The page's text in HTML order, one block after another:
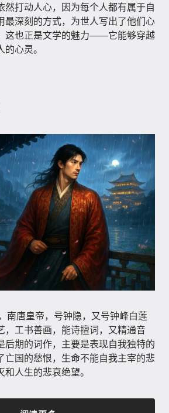
然打动人心，因为每个人都有属于自
最深刻的方式，为世人写出了他们心
这也正是文学的魅力——它能够穿越
心灵。
南唐皇帝，号钟隐，又号钟峰白莲
，工书善画，能诗擅词，又精通音
后期的词作，主要是表现自我独特的
亡国的愁恨，生命不能自我主宰的悲
人生的悲哀绝望。